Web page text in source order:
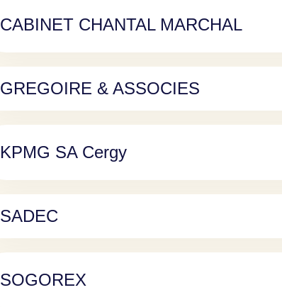
CABINET CHANTAL MARCHAL
GREGOIRE & ASSOCIES
KPMG SA Cergy
SADEC
SOGOREX